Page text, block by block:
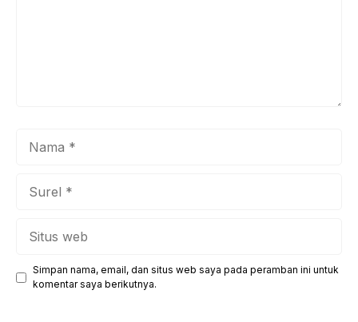
Simpan nama, email, dan situs web saya pada peramban ini untuk
komentar saya berikutnya.